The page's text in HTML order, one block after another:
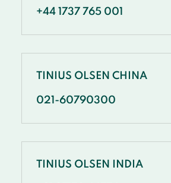
+44 1737 765 001
TINIUS OLSEN CHINA
021-60790300
TINIUS OLSEN INDIA